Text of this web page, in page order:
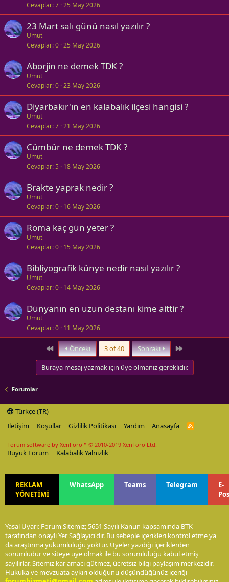
Cevaplar 7 25 May 2026
23 Mart salı günü nasıl yazılır ?
Umut
Cevaplar 0 25 May 2026
Aborjin ne demek TDK ?
Umut
Cevaplar 0 23 May 2026
Diyarbakır'ın en kalabalık ilçesi hangisi ?
Umut
Cevaplar 7 21 May 2026
Cümbür ne demek TDK ?
Umut
Cevaplar 5 18 May 2026
Brakte yaprak nedir ?
Umut
Cevaplar 0 16 May 2026
Roma kaç gün yeter ?
Umut
Cevaplar 0 15 May 2026
Bibliyografik künye nedir nasıl yazılır ?
Umut
Cevaplar 0 14 May 2026
Dünyanın en uzun destanı kime aittir ?
Umut
Cevaplar 0 11 May 2026
FirstÖnceki 3 of 40 Sonraki Last
Buraya mesaj yazmak için üye olmanız gereklidir.
Forumlar
Türkçe (TR)
İletişim
Koşullar Gizlilik Politikası Yardım Anasayfa
R
Forum software by XenForo™ © 2010-2019 XenForo Ltd.
Büyük Forum Kalabalık Yalnızlık
REKLAM
YÖNETİMİ
WhatsApp Teams Telegram
E-
Yasal Uyarı: Forum Sitemiz; 5651 Sayılı Kanun kapsamında BTK
tarafından onaylı Yer Sağlayıcı'dır. Bu sebeple içerikleri kontrol etme ya
da araştırma yükümlülüğü yoktur. Üyeler yazdığı içeriklerden
sorumludur ve siteye üye olmak ile bu sorumluluğu kabul etmiş
sayılırlar. Sitemiz kar amacı gütmez, ücretsiz bilgi paylaşım merkezidir.
Hukuka ve mevzuata aykırı olduğunu düşündüğünüz içeriği